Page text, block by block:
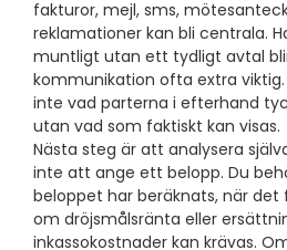
fakturor, mejl, sms,
reklamationer kan bli centrala.
muntligt utan ett tydligt avtal
kommunikation ofta extra
inte vad parterna i efterhand
utan vad som faktiskt kan visas.
Nästa steg är att analysera
inte att ange ett belopp. Du
beloppet har beräknats, när
om dröjsmålsränta eller
inkassokostnader kan krävas.